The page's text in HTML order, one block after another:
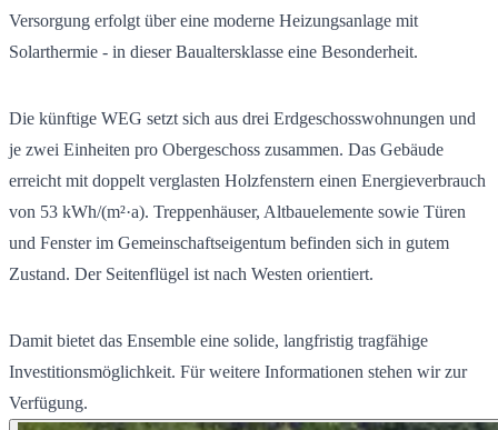
Versorgung erfolgt über eine moderne Heizungsanlage mit
Solarthermie - in dieser Baualtersklasse eine Besonderheit.
Die künftige WEG setzt sich aus drei Erdgeschosswohnungen und
je zwei Einheiten pro Obergeschoss zusammen. Das Gebäude
erreicht mit doppelt verglasten Holzfenstern einen Energieverbrauch
von 53 kWh/(m²·a). Treppenhäuser, Altbauelemente sowie Türen
und Fenster im Gemeinschaftseigentum befinden sich in gutem
Zustand. Der Seitenflügel ist nach Westen orientiert.
Damit bietet das Ensemble eine solide, langfristig tragfähige
Investitionsmöglichkeit. Für weitere Informationen stehen wir zur
Verfügung.